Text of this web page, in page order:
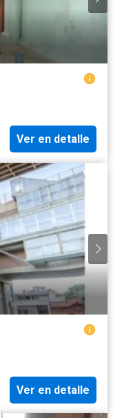
Ver en detalle
Ver en detalle